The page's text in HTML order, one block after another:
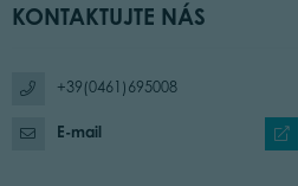
KONTAKTUJTE NÁS
+39(0461)695008
E-mail